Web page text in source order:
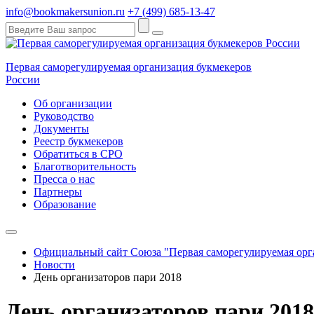
info@bookmakersunion.ru +7 (499) 685-13-47
Первая саморегулируемая организация букмекеров
России
Об организации
Руководство
Документы
Реестр букмекеров
Обратиться в СРО
Благотворительность
Пресса о нас
Партнеры
Образование
Официальный сайт Союза "Первая саморегулируемая
Новости
День организаторов пари 2018